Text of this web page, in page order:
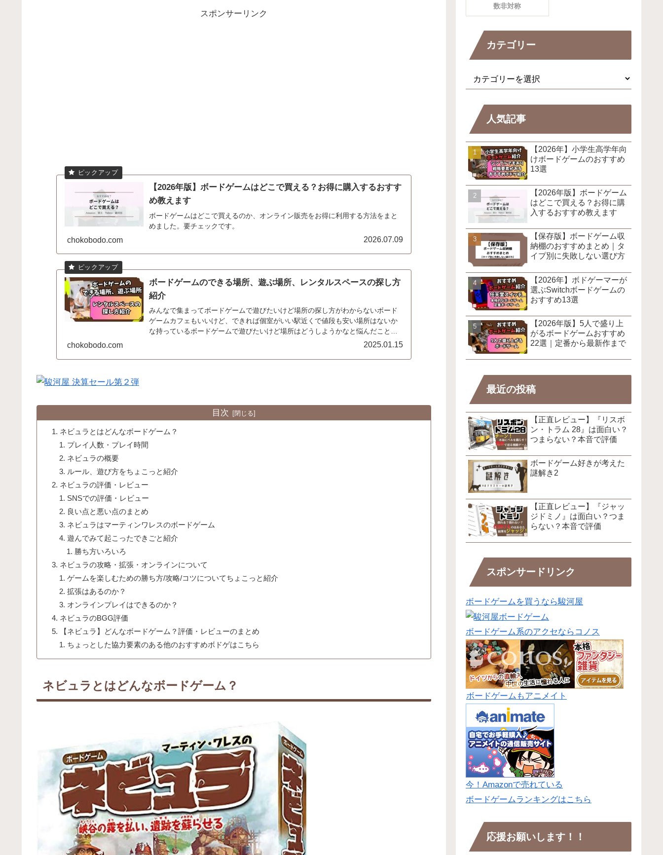
スポンサーリンク
【2026年版】ボードゲームはどこで買える？お得に購入するおすす
め教えます
ボードゲームはどこで買えるのか、オンライン販売をお得に利用する方法をまと
めました。要チェックです。
chokobodo.com 2026.07.09
ボードゲームのできる場所、遊ぶ場所、レンタルスペースの探し方
紹介
みんなで集まってボードゲームで遊びたいけど場所の探し方がわからないボード
ゲームカフェもいいけど、できれば個室がいい駅近くで値段も安い場所はないか
な持っているボードゲームで遊びたいけど場所はどうしようかなと悩んだことは
chokobodo.com 2025.01.15
目次
ネビュラとはどんなボードゲーム？
プレイ人数・プレイ時間
ネビュラの概要
ルール、遊び方をちょこっと紹介
ネビュラの評価・レビュー
SNSでの評価・レビュー
良い点と悪い点のまとめ
ネビュラはマーティンワレスのボードゲーム
遊んでみて起こったできごと紹介
勝ち方いろいろ
ネビュラの攻略・拡張・オンラインについて
ゲームを楽しむための勝ち方/攻略/コツについてちょこっと紹介
拡張はあるのか？
オンラインプレイはできるのか？
ネビュラのBGG評価
【ネビュラ】どんなボードゲーム？評価・レビューのまとめ
ちょっとした協力要素のある他のおすすめボドゲはこちら
ネビュラとはどんなボードゲーム？
数非対称
カテゴリー
人気記事
【2026年】小学生高学年向
けボードゲームのおすすめ
13選
【2026年版】ボードゲーム
はどこで買える？お得に購
入するおすすめ教えます
【保存版】ボードゲーム収
納棚のおすすめまとめ｜タ
イプ別に失敗しない選び方
【2026年】ボドゲーマーが
選ぶSwitchボードゲームの
おすすめ13選
【2026年版】5人で盛り上
がるボードゲームおすすめ
22選｜定番から最新作まで
最近の投稿
【正直レビュー】『リスボ
ン・トラム 28』は面白い？
つまらない？本音で評価
ボードゲーム好きが考えた
謎解き2
【正直レビュー】『ジャッ
ジドミノ』は面白い？つま
らない？本音で評価
スポンサードリンク
ボードゲームを買うなら駿河屋
ボードゲーム系のアクセならコノス
ボードゲームもアニメイト
今！Amazonで売れている
ボードゲームランキングはこちら
応援お願いします！！